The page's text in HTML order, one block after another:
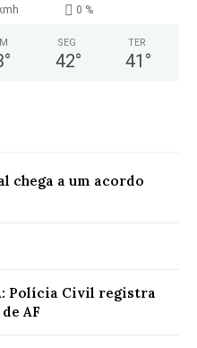
0 %
°
SEG
42°
TER
41 °
chega a um acordo
Polícia Civil registra
AF